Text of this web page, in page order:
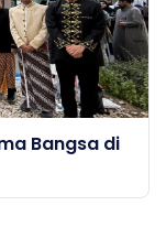
Bangsa di